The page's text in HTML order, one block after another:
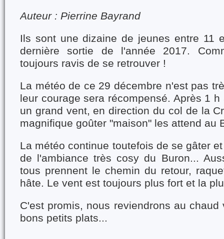
Auteur : Pierrine Bayrand
Ils sont une dizaine de jeunes entre 11
dernière sortie de l'année 2017.
toujours ravis de se retrouver !
La météo de ce 29 décembre n'est pas
leur courage sera récompensé. Après 1
un grand vent, en direction du col de la
magnifique goûter "maison" les attend au
La météo continue toutefois de se gâter
de l'ambiance très cosy du Buron...
tous prennent le chemin du retour,
hâte. Le vent est toujours plus fort et la
C'est promis, nous reviendrons au
bons petits plats...